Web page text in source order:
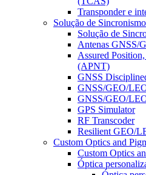
Transponder e
Solução de
Solução de
Antenas GNSS/
Assured
(APNT)
GNSS
GNSS/GEO/
GNSS/GEO/
GPS Simulator
RF Transcoder
Resilient GEO/
Custom Optics and
Custom Optics
Óptica